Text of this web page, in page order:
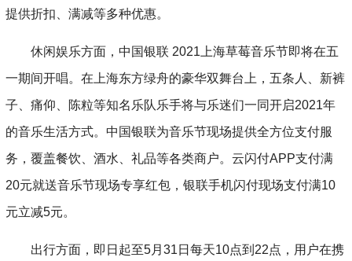
提供折扣、满减等多种优惠。
休闲娱乐方面，中国银联 2021上海草莓音乐节即将在五
一期间开唱。在上海东方绿舟的豪华双舞台上，五条人、新裤
子、痛仰、陈粒等知名乐队乐手将与乐迷们一同开启2021年
的音乐生活方式。中国银联为音乐节现场提供全方位支付服
务，覆盖餐饮、酒水、礼品等各类商户。云闪付APP支付满
20元就送音乐节现场专享红包，银联手机闪付现场支付满10
元立减5元。
出行方面，即日起至5月31日每天10点到22点，用户在携